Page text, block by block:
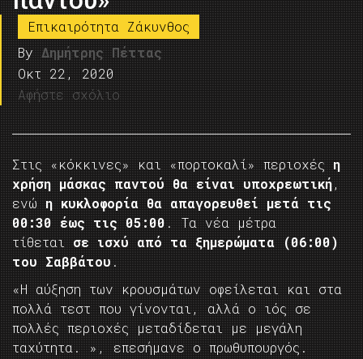
Επικαιρότητα Ζάκυνθος
By Δημήτρης Πέττας
Οκτ 22, 2020
Αφήστε σχόλιο
Στις «κόκκινες» και «πορτοκαλί» περιοχές η
χρήση μάσκας παντού θα είναι υποχρεωτική,
ενώ η κυκλοφορία θα απαγορευθεί μετά τις
00:30 έως τις 05:00 . Τα νέα μέτρα
τίθεται σε ισχύ από τα ξημερώματα (06:00)
του Σαββάτου .
«Η αύξηση των κρουσμάτων οφείλεται και στα
πολλά τεστ που γίνονται, αλλά ο ιός σε
πολλές περιοχές μεταδίδεται με μεγάλη
ταχύτητα. », επεσήμανε ο πρωθυπουργός.